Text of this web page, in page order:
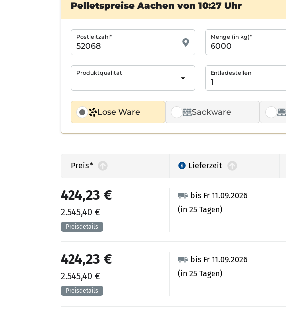
Pelletspreise Aachen von 10:27 Uhr
Lose Ware Sackware
Postleitzahl* Menge (in kg)*
Produktqualität Entladestellen
Preis* Lieferzeit
bis Fr 11.09.2026
(in 25 Tagen)
424,23 €
2.545,40 €
bis Fr 11.09.2026
(in 25 Tagen)
424,23 €
2.545,40 €